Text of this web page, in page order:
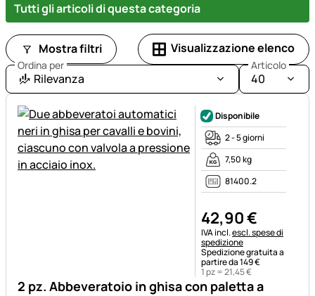
Tutti gli articoli di questa categoria
Mostra filtri Visualizzazione elenco
Ordina per
Rilevanza
Articolo
40
2 pz. Abbeveratoio in ghisa con paletta a
Disponibile
2 - 5 giorni
7,50 kg
81400.2
42,90€
Informazioni fiscali:
IVA incl.escl. spese di
spedizione
Spedizione gratuita a
partire da 149 €
1 pz =21,45€